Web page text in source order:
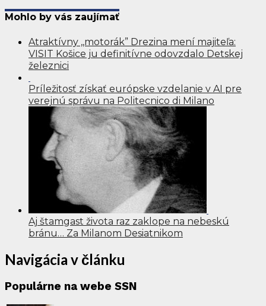
Mohlo by vás zaujímať
Atraktívny ,,motorák” Drezina mení majiteľa:
VISIT Košice ju definitívne odovzdalo Detskej
železnici
Príležitosť získať európske vzdelanie v AI pre
verejnú správu na Politecnico di Milano
Aj štamgast života raz zaklope na nebeskú
bránu… Za Milanom Desiatnikom
Navigácia v článku
Populárne na webe SSN